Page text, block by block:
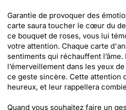
Garantie de provoquer des
carte saura toucher le cœur du
ce bouquet de roses, vous lui
votre attention. Chaque carte
sentiments qui réchauffent
l’émerveillement dans les yeux
ce geste sincère. Cette attention
heureux, et leur rappellera
Quand vous souhaitez faire un